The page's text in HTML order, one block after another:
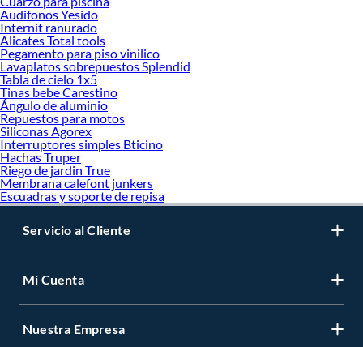
Audifonos Yesido
Internit ranurado
Alicates Total tools
Pegamento para piso vinilico
Lavaplatos sobrepuestos Splendid
Tabla de cielo 1x5
Tinas bebe Carestino
Ángulo de aluminio
Repuestos para motos
Siliconas Agorex
Interruptores simples Bticino
Hachas Truper
Riego de jardin True
Membrana calefont junkers
Escuadras y soporte de repisa
Servicio al Cliente
Mi Cuenta
Nuestra Empresa